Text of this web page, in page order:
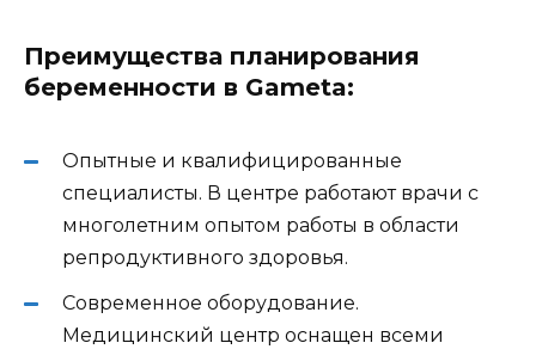
Преимущества планирования
беременности в Gameta:
Опытные и квалифицированные
специалисты. В центре работают врачи с
многолетним опытом работы в области
репродуктивного здоровья.
Современное оборудование.
Медицинский центр оснащен всеми